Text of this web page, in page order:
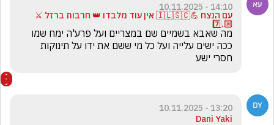
14:10 - 10.11.2025
עם הנצח 💪🇮🇱🇸🇨 אין עוד מלבדו 👑 חרבות ברזל ⚔️
🔟.7️⃣
חסרי ישע
13:20 - 10.11.2025
Dani Yaki